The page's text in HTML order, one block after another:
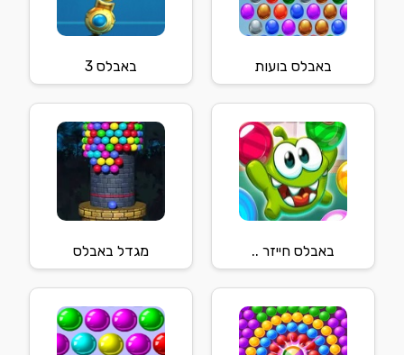
באבלס בועות באבלס 3
באבלס חייזר .. מגדל באבלס